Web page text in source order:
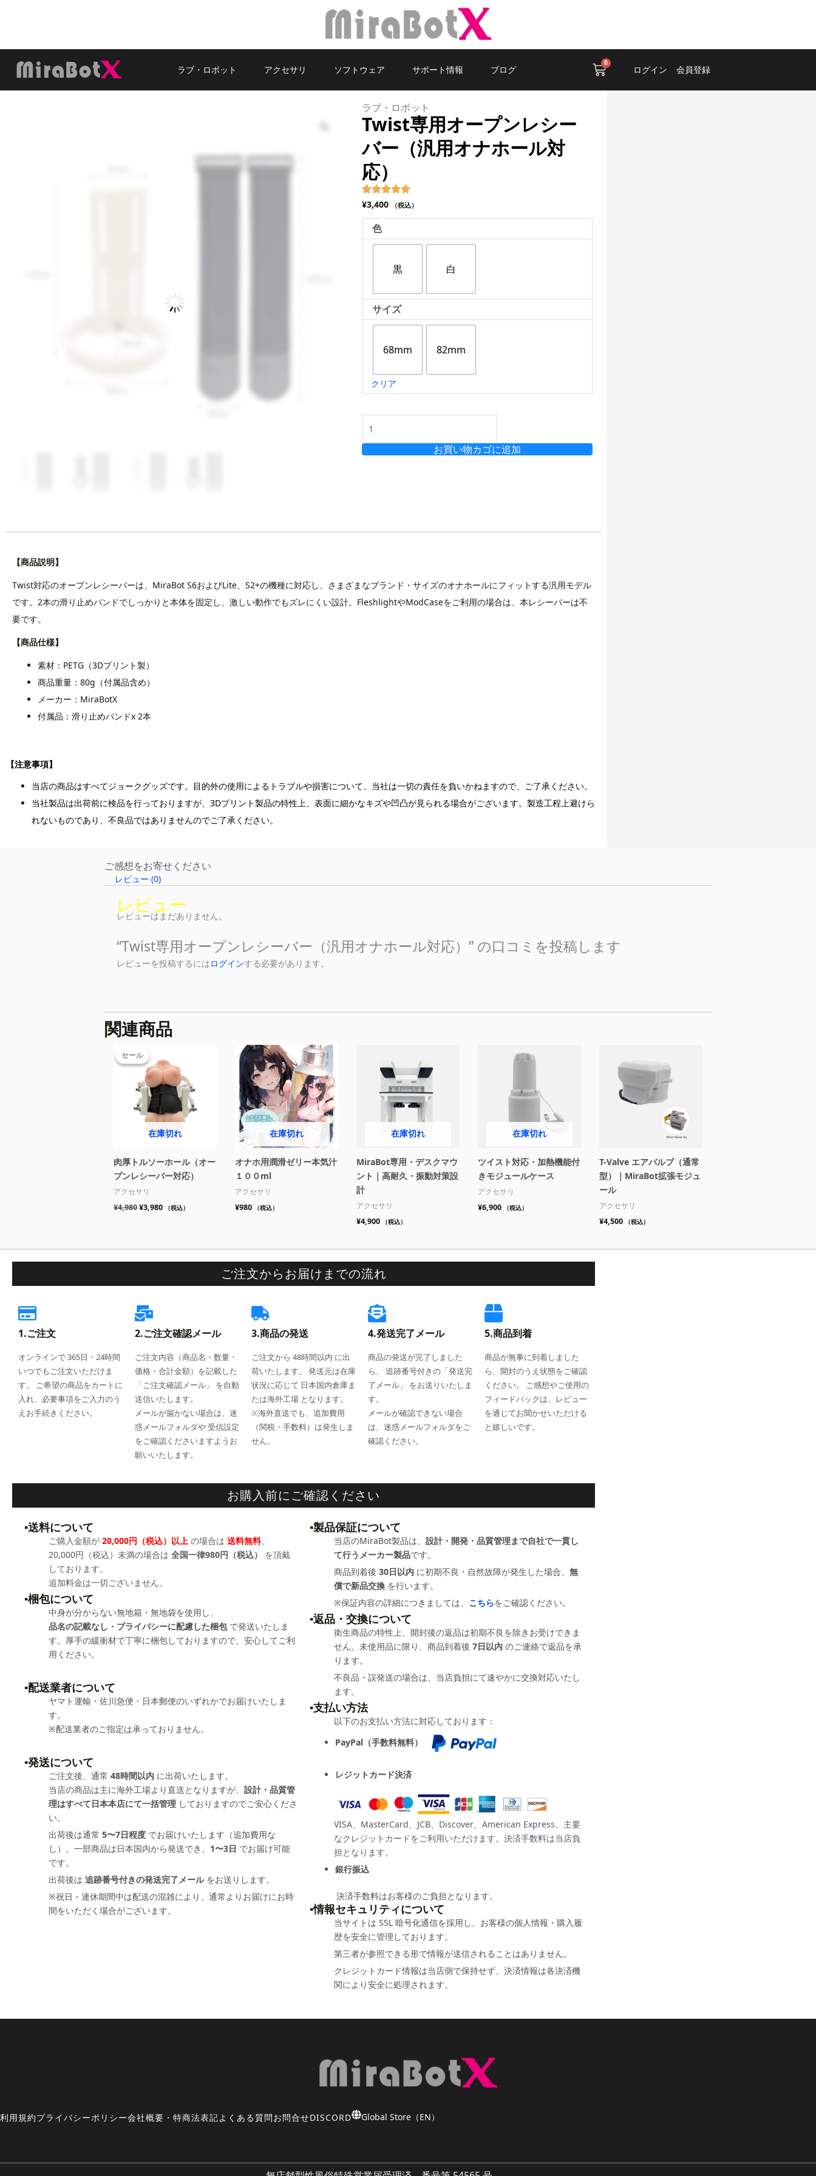
ス
プ
0
Cart ログイン 会員登録
ラブ・ロボット アクセサリ ソフトウェア サポート情報 ブログ
ラブ・ロボット
Twist専用オープンレシー
バー（汎用オナホール対
応）
¥3,400 （税込）
色
黒 白
サイズ
68mm 82mm
クリア
Twist
専
レ
（汎
ホ
お買い物カゴに追加
【商品説明】
Twist対応のオープンレシーバーは、MiraBot S6およびLite、S2+の機種に対応し、さまざまなブランド・サイズのオナホールにフィットする汎用モデル
です。2本の滑り止めバンドでしっかりと本体を固定し、激しい動作でもズレにくい設計。FleshlightやModCaseをご利用の場合は、本レシーバーは不
要です。
【商品仕様】
素材：PETG（3Dプリント製）
商品重量：80g（付属品含め）
メーカー：MiraBotX
付属品：滑り止めバンドx 2本
【注意事項】
当店の商品はすべてジョークグッズです。目的外の使用によるトラブルや損害について、当社は一切の責任を負いかねますので、ご了承ください。
当社製品は出荷前に検品を行っておりますが、3Dプリント製品の特性上、表面に細かなキズや凹凸が見られる場合がございます。製造工程上避けら
れないものであり、不良品ではありませんのでご了承ください。
ご感想をお寄せください
レビュー (0)
レビュー
レビューはまだありません。
“Twist専用オープンレシーバー（汎用オナホール対応）” の口コミを投稿します
レビューを投稿するにはログインする必要があります。
関連商品
セール
在庫切れ
セール
肉厚トルソーホール（オー
プンレシーバー対応）
アクセサリ
¥4,980
元
価
格
は
¥4,980
で
し
た。
¥3,980
現
の
価
格
は
¥3,980
す。
（税込）
在庫切れ
オナホ用潤滑ゼリー本気汁
１００ml
アクセサリ
¥980 （税込）
在庫切れ
MiraBot専用・デスクマウ
ント｜高耐久・振動対策設
計
アクセサリ
¥4,900 （税込）
在庫切れ
ツイスト対応・加熱機能付
きモジュールケース
アクセサリ
¥6,900 （税込）
T-Valve エアバルブ（通常
型）｜MiraBot拡張モジュ
ール
アクセサリ
¥4,500 （税込）
ご注文からお届けまでの流れ
1.ご注文
オンラインで 365日・24時間
いつでもご注文いただけま
す。 ご希望の商品をカートに
入れ、必要事項をご入力のう
えお手続きください。
2.ご注文確認メール
ご注文内容（商品名・数量・
価格・合計金額）を記載した
「ご注文確認メール」 を自動
送信いたします。
メールが届かない場合は、迷
惑メールフォルダや 受信設定
をご確認くださいますようお
願いいたします。
3.商品の発送
ご注文から 48時間以内 に出
荷いたします。 発送元は在庫
状況に応じて 日本国内倉庫ま
たは海外工場 となります。
※海外直送でも、追加費用
（関税・手数料）は発生しま
せん。
4.発送完了メール
商品の発送が完了しました
ら、 追跡番号付きの「発送完
了メール」 をお送りいたしま
す。
メールが確認できない場合
は、迷惑メールフォルダをご
確認ください。
5.商品到着
商品が無事に到着しました
ら、開封のうえ状態をご確認
ください。 ご感想やご使用の
フィードバックは、レビュー
を通じてお聞かせいただける
と嬉しいです。
お購入前にご確認ください
▪️送料について
ご購入金額が 20,000円（税込）以上 の場合は 送料無料、
20,000円（税込）未満の場合は 全国一律980円（税込）
を頂戴
しております。
追加料金は一切ございません。
▪️梱包について
中身が分からない無地箱・無地袋を使用し、
品名の記載なし・プライバシーに配慮した梱包で発送いたしま
す。厚手の緩衝材で丁寧に梱包しておりますので、安心してご利
用ください。
▪️配送業者について
ヤマト運輸・佐川急便・日本郵便のいずれかでお届けいたしま
す。
※配送業者のご指定は承っておりません。
▪️発送について
ご注文後、通常 48時間以内 に出荷いたします。
当店の商品は主に海外工場より直送となりますが、 設計・品質管
理はすべて日本本店にて一括管理 しておりますのでご安心くださ
い。
出荷後は通常 5〜7日程度 でお届けいたします（追加費用な
し）。一部商品は日本国内から発送でき、 1〜3日 でお届け可能
です。
出荷後は 追跡番号付きの発送完了メールをお送りします。
※祝日・連休期間中は配送の混雑により、通常よりお届けにお時
間をいただく場合がございます。
▪️製品保証について
当店のMiraBot製品は、 設計・開発・品質管理まで自社で一貫し
て行うメーカー製品です。
商品到着後 30日以内 に初期不良・自然故障が発生した場合、 無
償で新品交換 を行います。
※保証内容の詳細につきましては、 こちらをご確認ください。
▪️返品・交換について
衛生商品の特性上、開封後の返品は初期不良を除きお受けできま
せん。未使用品に限り、商品到着後 7日以内 のご連絡で返品を承
ります。
不良品・誤発送の場合は、当店負担にて速やかに交換対応いたし
ます。
▪️支払い方法
以下のお支払い方法に対応しております：
PayPal（手数料無料）
レジットカード決済
VISA、MasterCard、JCB、Discover、American Express、主要
なクレジットカードをご利用いただけます。決済手数料は当店負
担となります。
銀行振込
決済手数料はお客様のご負担となります。
▪️情報セキュリティについて
当サイトは SSL 暗号化通信を採用し、お客様の個人情報・購入履
歴を安全に管理しております。
第三者が参照できる形で情報が送信されることはありません。
クレジットカード情報は当店側で保持せず、決済情報は各決済機
関により安全に処理されます。
利用規約プライバシーポリシー会社概要・特商法表記よくある質問お問合せDISCORD Global Store（EN）